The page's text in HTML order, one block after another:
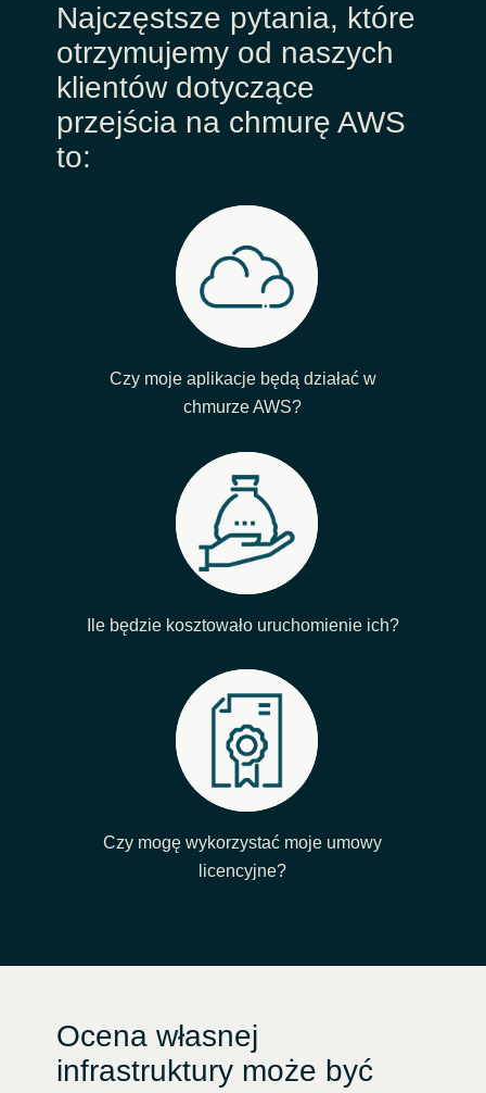
Najczęstsze pytania, które
otrzymujemy od naszych
klientów dotyczące
przejścia na chmurę AWS
to:
Czy moje aplikacje będą działać w
chmurze AWS?
Ile będzie kosztowało uruchomienie ich?
Czy mogę wykorzystać moje umowy
licencyjne?
Ocena własnej
infrastruktury może być